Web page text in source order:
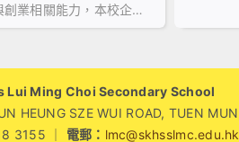
創業相關能力，本校企
計與財務概論科及基本商
加由保良局青年創業服務
辦之「黑白廚房創業速
程。
Lui Ming Choi Secondary School
HEUNG SZE WUI ROAD, TUEN
3155 ｜ 電郵： lmc@skhsslmc.edu.hk